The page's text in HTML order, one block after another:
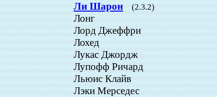
Ли Шарон
(2.3.2)
Лонг
Лорд Джеффри
Лохед
Лукас Джордж
Лупофф Ричард
Льюис Клайв
Лэки Мерседес